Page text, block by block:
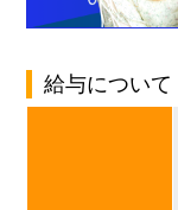
給与について